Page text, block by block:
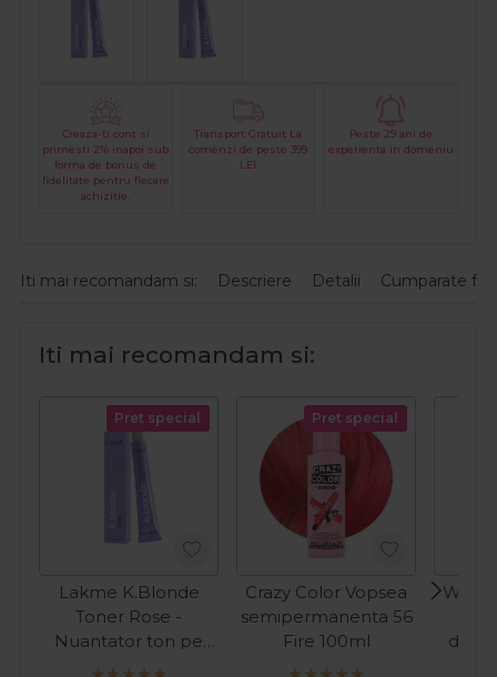
Creaza-ti cont si
primesti 2% inapoi sub
forma de bonus de
fidelitate pentru fiecare
achizitie.
Transport Gratuit La
comenzi de peste 399
LEI
Peste 29 ani de
experienta in domeniu
Iti mai recomandam si: Descriere Detalii Cumparate
Iti mai recomandam si:
Pret special
Lakme K.Blonde
Toner Rose -
Nuantator ton pe
ton fara amoniac
Pret special
Crazy Color Vopsea
semipermanenta 56
Fire 100ml
Wella